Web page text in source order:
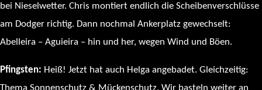
bei Nieselwetter. Chris montiert endlich die Scheibenverschlüsse
am Dodger richtig. Dann nochmal Ankerplatz gewechselt:
Abelleira – Aguieira – hin und her, wegen Wind und Böen.
Pfingsten: Heiß! Jetzt hat auch Helga angebadet. Gleichzeitig:
Thema Sonnenschutz & Mückenschutz. Wir basteln weiter an